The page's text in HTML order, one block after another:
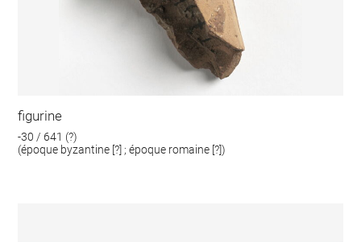
figurine
-30 / 641 (?)
(époque byzantine [?] ; époque romaine [?])